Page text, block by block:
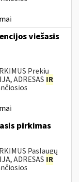
viešasis
Prekių
ADRESAS IR
pirkimas
Paslaugų
ADRESAS IR